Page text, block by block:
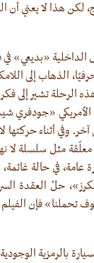
لكن هذا لا يعني أن
الداخلية
الذهاب إلى
الرحلة تشير إلى
الأمريكي
وفي أثناء
معلّقة مثل سلسلة
عامة، في حالة
حلُ العقدة
تحملنا» فإن الفيلم
بالرمزية